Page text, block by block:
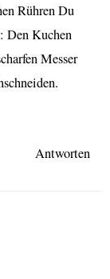
Rühren Du
Den Kuchen
Messer
Antworten